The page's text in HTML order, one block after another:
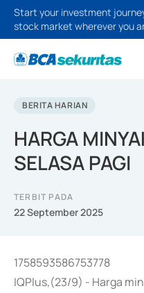
Start your investment
stock market wherever you
BERITA HARIAN
HARGA
SELASA PAGI
TERBIT PADA
22 September 2025
1758593586753778
IQPlus,(23/9) - Harga